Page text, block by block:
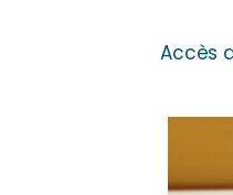
Accès